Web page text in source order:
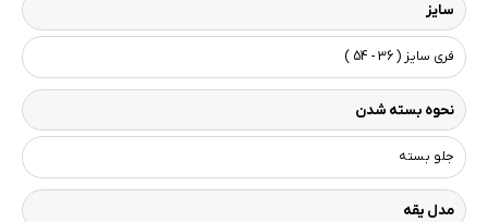
سایز
فری سایز ( 36 - 54 )
نحوه بسته شدن
جلو بسته
مدل یقه